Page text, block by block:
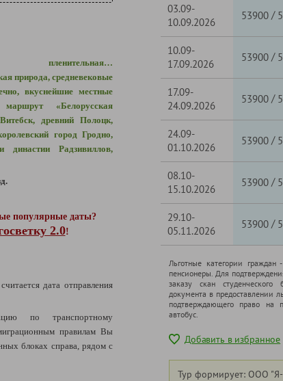
природа, средневековые
вкуснейшие местные
«Белорусская
древний Полоцк,
город Гродно,
династии Радзивиллов,
популярные даты?
2.0!
дата отправления
по транспортному
правилам Вы
блоках справа, рядом с
03.09-
10.09.2026
53900 /
10.09-
17.09.2026
53900 /
17.09-
24.09.2026
53900 /
24.09-
01.10.2026
53900 /
08.10-
15.10.2026
53900 /
29.10-
05.11.2026
53900 /
Льготные категории
пенсионеры. Для
заказу скан студенческого
документа в предоставлении
подтверждающего право на
автобус.
Добавить в избранное
Тур формирует: ООО "Я-